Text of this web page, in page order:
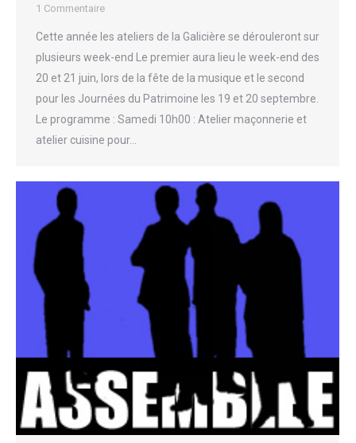
1 Commentaire
Cette année les ateliers de la Galicière se dérouleront sur
plusieurs week-end Le premier aura lieu le week-end des
20 et 21 juin, lors de la fête de la musique et le second
pour les Journées du Patrimoine les 19 et 20 septembre.
Le programme : Samedi 10h00 : Atelier maçonnerie et
atelier cuisine pour…